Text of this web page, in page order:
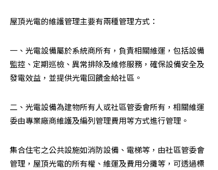
屋頂光電的維護管理主要有兩種管理方式：
一、光電設備屬於系統商所有，負責相關維運，包括設備
監控、定期巡檢、異常排除及維修服務，確保設備安全及
發電效益，並提供光電回饋金給社區。
二、光電設備為建物所有人或社區管委會所有，相關維運
委由專業廠商維護及編列管理費用等方式進行管理。
集合住宅之公共設施如消防設備、電梯等，由社區管委會
管理，屋頂光電的所有權、維運及費用分攤等，可透過標